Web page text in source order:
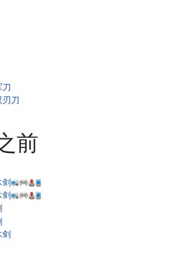
刀
刃刀
前